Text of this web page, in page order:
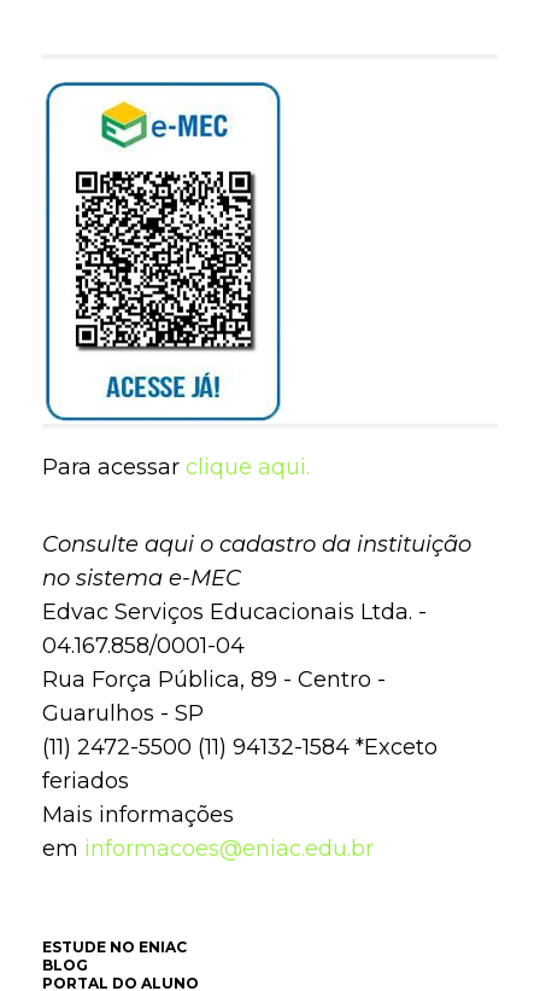
Para acessar clique aqui.
Consulte aqui o cadastro da instituição
no sistema e-MEC
Edvac Serviços Educacionais Ltda. -
04.167.858/0001-04
Rua Força Pública, 89 - Centro -
Guarulhos - SP
(11) 2472-5500 (11) 94132-1584 *Exceto
feriados
Mais informações
em informacoes@eniac.edu.br
ESTUDE NO ENIAC
BLOG
PORTAL DO ALUNO